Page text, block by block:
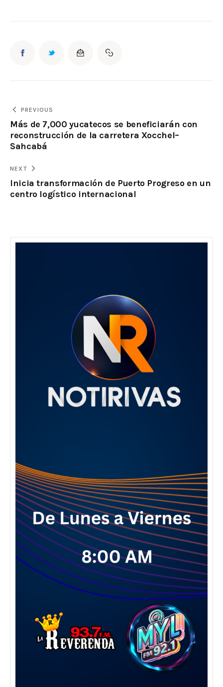
PREVIOUS
Más de 7,000 yucatecos se beneficiarán con
reconstrucción de la carretera Xocchel–
Sahcabá
NEXT
Inicia transformación de Puerto Progreso en un
centro logístico internacional